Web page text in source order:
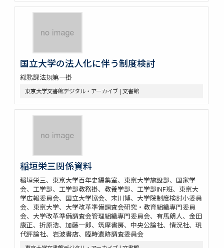
国立大学の法人化に伴う制度検討
総務課法規第一掛
東京大学文書館デジタル・アーカイブ | 文書館
稲垣栄三関係資料
稲垣栄三、東京大学百年史編集室、東京大学施設部、国家学
会、工学部、工学部教務掛、教養学部、工学部INF班、東京大
学広報委員会、国立大学協会、末川博、大学院制度検討小委員
会、東京大学、大学改革準備調査会研究・教育組織専門委員
会、大学改革準備調査会管理組織専門委員会、有馬朗人、金田
康正、折原浩、加藤一郎、筑摩書房、中央公論社、情況社、現
代評論社、岩波書店、臨時遺跡調査委員会